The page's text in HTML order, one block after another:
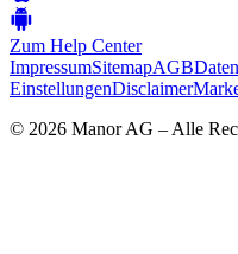
Zum Help Center
ImpressumSitemapAGB
EinstellungenDisclaimer
© 2026 Manor AG – Alle